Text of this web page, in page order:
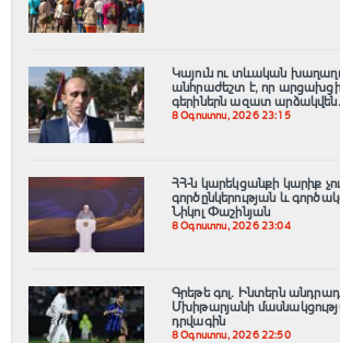
Կայուն ու տևական
անհրաժեշտ է, որ
գերիներն ազատ
8 Օգոստոս, 2026 23:15
ՀՀ-ն կարեկցանքի կարիք
գործընկերության և
Նիկոլ Փաշինյան
8 Օգոստոս, 2026 23:04
Գրեթե գոլ. Ինտերն
Մխիթարյանի
դրվագին
8 Օգոստոս, 2026 22:50